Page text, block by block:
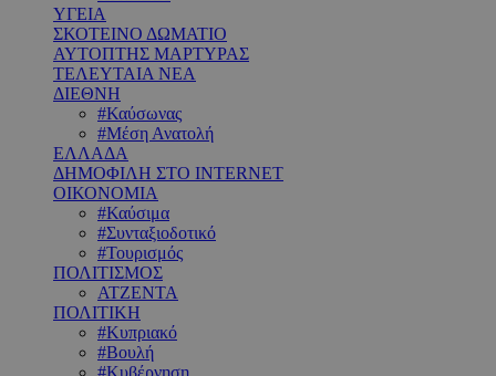
ΥΓΕΙΑ
ΣΚΟΤΕΙΝΟ ΔΩΜΑΤΙΟ
ΑΥΤΟΠΤΗΣ ΜΑΡΤΥΡΑΣ
ΤΕΛΕΥΤΑΙΑ ΝΕΑ
ΔΙΕΘΝΗ
#Καύσωνας
#Μέση Ανατολή
ΕΛΛΑΔΑ
ΔΗΜΟΦΙΛΗ ΣΤΟ INTERNET
ΟΙΚΟΝΟΜΙΑ
#Καύσιμα
#Συνταξιοδοτικό
#Τουρισμός
ΠΟΛΙΤΙΣΜΟΣ
ΑΤΖΕΝΤΑ
ΠΟΛΙΤΙΚΗ
#Κυπριακό
#Βουλή